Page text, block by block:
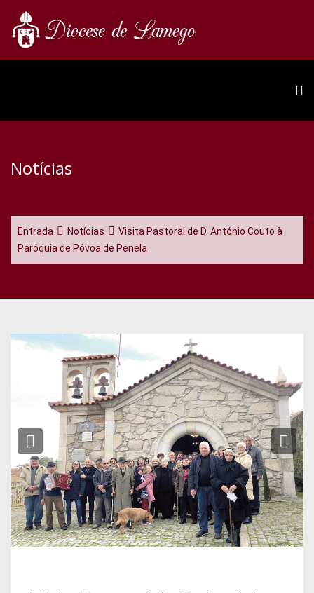
Notícias
Entrada Notícias
Visita Pastoral de D. António Couto à
Paróquia de Póvoa de Penela
Previous